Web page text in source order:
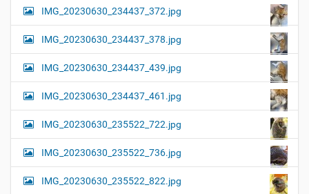
IMG_20230630_234437_372.jpg
IMG_20230630_234437_378.jpg
IMG_20230630_234437_439.jpg
IMG_20230630_234437_461.jpg
IMG_20230630_235522_722.jpg
IMG_20230630_235522_736.jpg
IMG_20230630_235522_822.jpg